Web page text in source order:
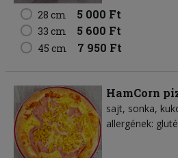
28 cm 5 000 Ft
33 cm 5 600 Ft
45 cm 7 950 Ft
HamCorn
sajt sonka
allergének: